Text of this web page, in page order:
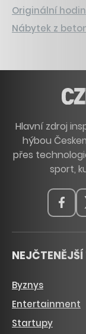
Originální
Nábytek z
Hlavní zdroj
hýbou
přes
sport,
Byznys
Entertainment
Startupy